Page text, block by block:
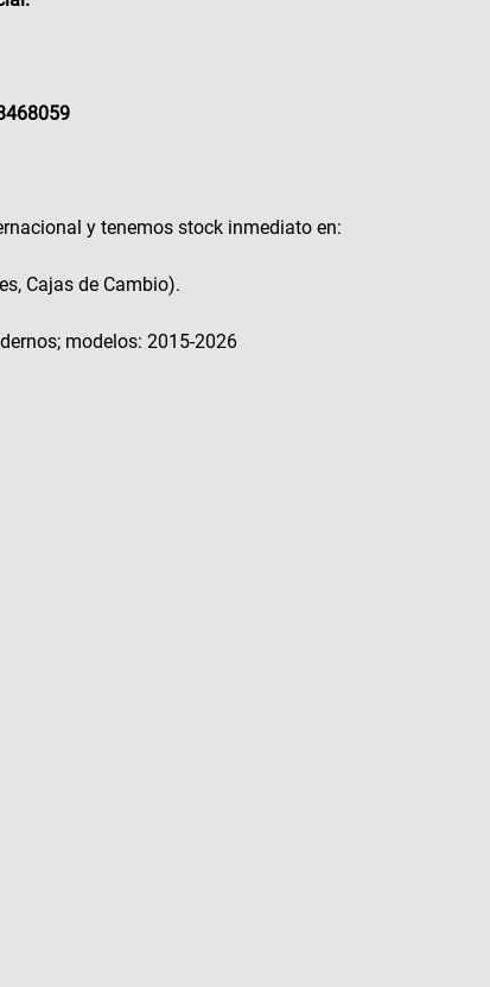
y tenemos stock inmediato en:
Cajas de Cambio).
modelos: 2015-2026